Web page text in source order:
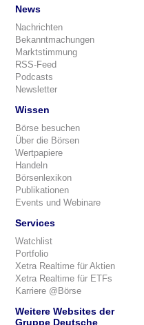
News
Nachrichten
Bekanntmachungen
Marktstimmung
RSS-Feed
Podcasts
Newsletter
Wissen
Börse besuchen
Über die Börsen
Wertpapiere
Handeln
Börsenlexikon
Publikationen
Events und Webinare
Services
Watchlist
Portfolio
Xetra Realtime für Aktien
Xetra Realtime für ETFs
Karriere @Börse
Weitere Websites der
Gruppe Deutsche